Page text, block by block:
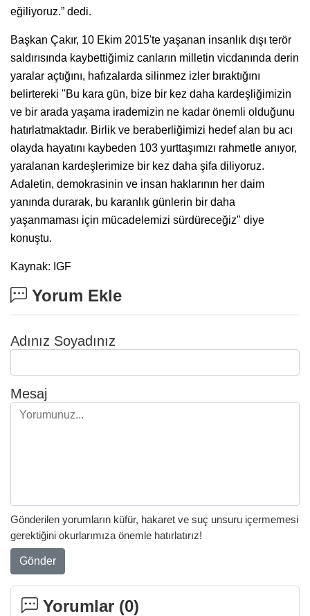
eğiliyoruz.” dedi.
Başkan Çakır, 10 Ekim 2015'te yaşanan insanlık dışı terör
saldırısında kaybettiğimiz canların milletin vicdanında derin
yaralar açtığını, hafızalarda silinmez izler bıraktığını
belirtereki "Bu kara gün, bize bir kez daha kardeşliğimizin
ve bir arada yaşama irademizin ne kadar önemli olduğunu
hatırlatmaktadır. Birlik ve beraberliğimizi hedef alan bu acı
olayda hayatını kaybeden 103 yurttaşımızı rahmetle anıyor,
yaralanan kardeşlerimize bir kez daha şifa diliyoruz.
Adaletin, demokrasinin ve insan haklarının her daim
yanında durarak, bu karanlık günlerin bir daha
yaşanmaması için mücadelemizi sürdüreceğiz" diye
konuştu.
Kaynak: IGF
Yorum Ekle
Adınız Soyadınız
Mesaj
Gönderilen yorumların küfür, hakaret ve suç unsuru içermemesi
gerektiğini okurlarımıza önemle hatırlatırız!
Gönder
Yorumlar (0)